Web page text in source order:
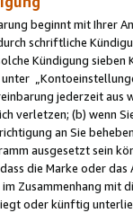
beginnt mit Ihrer
schriftliche
Kündigung
jederzeit
verletzen; (b) wenn
an Sie
ausgesetzt sein
die Marke oder
im Zusammenhang
oder künftig